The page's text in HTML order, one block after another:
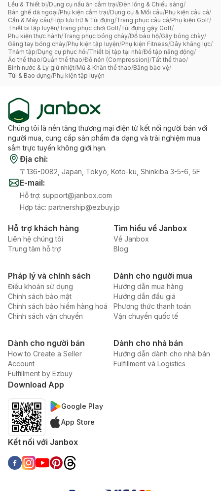
Lều & Thiết bị/Dụng cụ nấu ăn cắm trại/Đèn lồng & Chiếu sáng/
Bàn ghế dã ngoại/Phụ kiện cắm trại/Dụng cụ & Mồi câu/Phụ kiện câu cá/
Cần & Máy câu/Hộp lưu trữ & Túi đựng/Trang phục câu cá/Phụ kiện Golf/
Thiết bị tập luyện/Trang phục chơi Golf/Túi đựng gậy Golf/
Phụ kiện thực hành/Trang phục bóng chày/Đồ bảo hộ/Gậy bóng chày/
Găng tay bóng chày/Phụ kiện tập luyện/Phụ kiện Fitness/Dây kháng lực/
Thảm tập/Dụng cụ phục hồi/Thiết bị tập tại nhà/Đồ tập năng động/
Áo thể thao/Quần thể thao/Đồ nén (Compression)/Tất thể thao/
Bình nước & Ly giữ nhiệt/Mũ & Khăn thể thao/Băng bảo vệ/
Túi & Bao đựng/Phụ kiện tập luyện
Chúng tôi là nền tảng thương mại điện tử kết nối người bán với
người mua, cung cấp sản phẩm đa dạng và trải nghiệm mua
sắm trực tuyến không giới hạn.
Địa chỉ:
〒136-0082, Japan, Tokyo, Koto-ku, Shinkiba 3-5-6, 5F
E-mail:
Hỗ trợ: support@janbox.com
Hợp tác: partnership@ezbuy.jp
Hỗ trợ khách hàng
Liên hệ chúng tôi
Trung tâm hỗ trợ
Tìm hiểu về Janbox
Về Janbox
Blog
Pháp lý và chính sách
Điều khoản sử dụng
Chính sách bảo mật
Chính sách bảo hiểm hàng hoá
Chính sách vận chuyển
Dành cho người mua
Hướng dẫn mua hàng
Hướng dẫn đấu giá
Phương thức thanh toán
Vận chuyển quốc tế
Dành cho người bán
How to Create a Seller
Account
Fulfillment by Ezbuy
Dành cho nhà bán
Hướng dẫn dành cho nhà bán
Fulfillment và Logistics
Download App
Google Play
App Store
Kết nối với Janbox